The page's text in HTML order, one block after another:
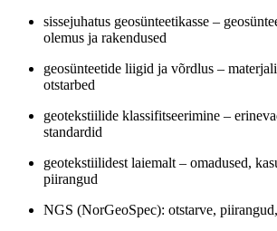
sissejuhatus geosünteetikasse –
olemus ja rakendused
geosünteetide liigid ja võrdlus –
otstarbed
geotekstiilide klassifitseerimine –
standardid
geotekstiilidest laiemalt – omadused,
piirangud
NGS (NorGeoSpec): otstarve,